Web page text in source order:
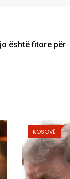
është fitore për
KOSOVË